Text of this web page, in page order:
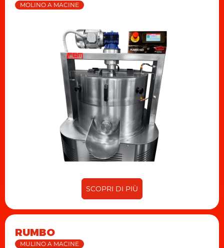
MOLINO A MACINE
SCOPRI DI PIÙ
RUMBO
MULINO A MACINE